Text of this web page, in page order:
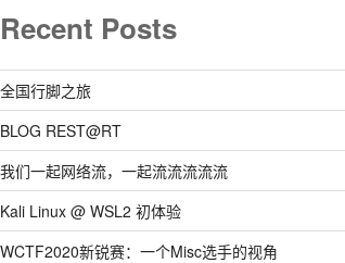
Recent Posts
全国行脚之旅
BLOG REST@RT
我们一起网络流，一起流流流流流
Kali Linux @ WSL2 初体验
WCTF2020新锐赛：一个Misc选手的视角